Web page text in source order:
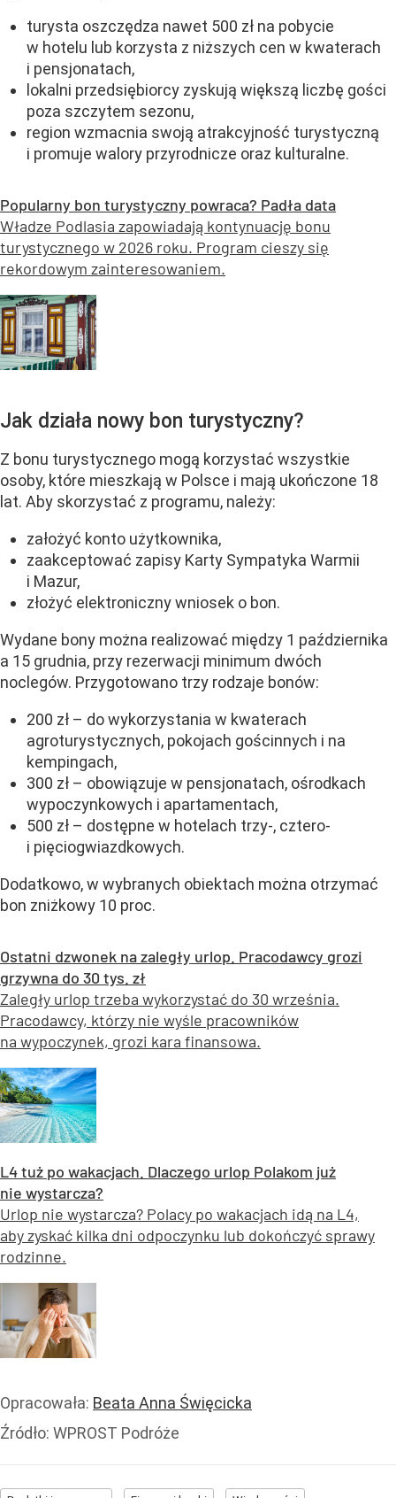
turysta oszczędza nawet 500 zł na pobycie
w hotelu lub korzysta z niższych cen w kwaterach
i pensjonatach,
lokalni przedsiębiorcy zyskują większą liczbę gości
poza szczytem sezonu,
region wzmacnia swoją atrakcyjność turystyczną
i promuje walory przyrodnicze oraz kulturalne.
Popularny bon turystyczny powraca? Padła data
Władze Podlasia zapowiadają kontynuację bonu
turystycznego w 2026 roku. Program cieszy się
rekordowym zainteresowaniem.
Jak działa nowy bon turystyczny?
Z bonu turystycznego mogą korzystać wszystkie
osoby, które mieszkają w Polsce i mają ukończone 18
lat. Aby skorzystać z programu, należy:
założyć konto użytkownika,
zaakceptować zapisy Karty Sympatyka Warmii
i Mazur,
złożyć elektroniczny wniosek o bon.
Wydane bony można realizować między 1 października
a 15 grudnia, przy rezerwacji minimum dwóch
noclegów. Przygotowano trzy rodzaje bonów:
200 zł – do wykorzystania w kwaterach
agroturystycznych, pokojach gościnnych i na
kempingach,
300 zł – obowiązuje w pensjonatach, ośrodkach
wypoczynkowych i apartamentach,
500 zł – dostępne w hotelach trzy-, cztero-
i pięciogwiazdkowych.
Dodatkowo, w wybranych obiektach można otrzymać
bon zniżkowy 10 proc.
Ostatni dzwonek na zaległy urlop. Pracodawcy grozi
grzywna do 30 tys. zł
Zaległy urlop trzeba wykorzystać do 30 września.
Pracodawcy, którzy nie wyśle pracowników
na wypoczynek, grozi kara finansowa.
L4 tuż po wakacjach. Dlaczego urlop Polakom już
nie wystarcza?
Urlop nie wystarcza? Polacy po wakacjach idą na L4,
aby zyskać kilka dni odpoczynku lub dokończyć sprawy
rodzinne.
Opracowała: Beata Anna Święcicka
Źródło: WPROST Podróże